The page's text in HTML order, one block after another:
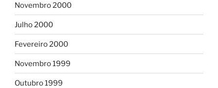
Novembro 2000
Julho 2000
Fevereiro 2000
Novembro 1999
Outubro 1999